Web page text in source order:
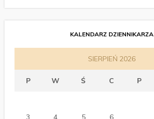
KALENDARZ DZIENNIKARZA
SIERPIEŃ 2026
P W Ś C P
3
4 5 6